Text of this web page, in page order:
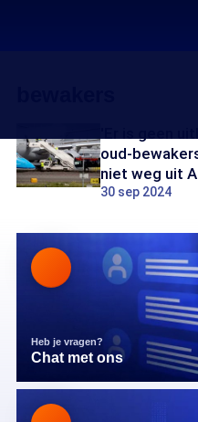
oud-
niet weg uit
30 sep 2024
Heb je vragen?
Chat met ons